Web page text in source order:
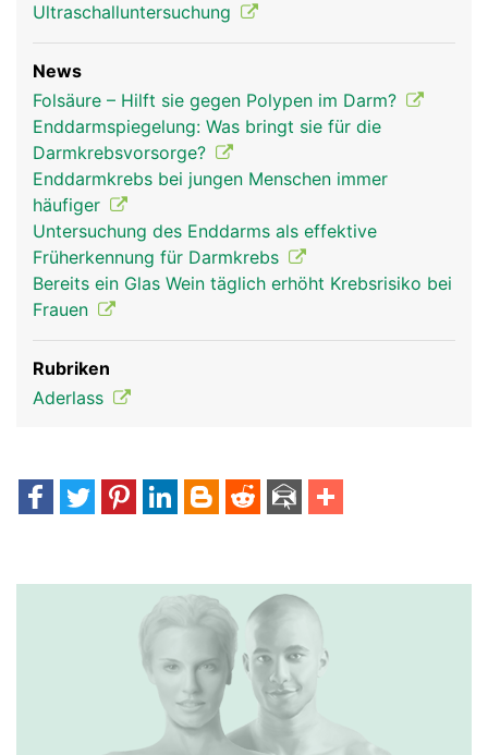
Ultraschalluntersuchung
News
Folsäure – Hilft sie gegen Polypen im Darm?
Enddarmspiegelung: Was bringt sie für die
Darmkrebsvorsorge?
Enddarmkrebs bei jungen Menschen immer
häufiger
Untersuchung des Enddarms als effektive
Früherkennung für Darmkrebs
Bereits ein Glas Wein täglich erhöht Krebsrisiko bei
Frauen
Rubriken
Aderlass